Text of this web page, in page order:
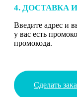
4. ДОСТАВКА
Введите адрес и
у вас есть
промокода.
Сделать